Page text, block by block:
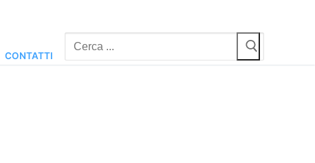
CONTATTI
Cerca: